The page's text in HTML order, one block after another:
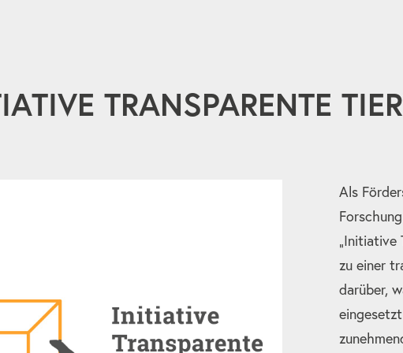
TRANSPARENTE
Als
„Initiative
zu einer
darüber,